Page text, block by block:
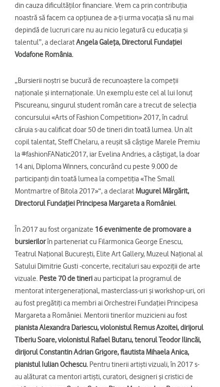
din cauza dificultăților financiare. Vrem ca prin contribuția
noastră să facem ca opțiunea de a-ți urma vocația să nu mai
depindă de lucruri care nu au nicio legatură cu educația și
talentul”, a declaratAngela Galeţa, Directorul Fundației
Vodafone România.
„Bursierii noștri se bucură de recunoaștere la compeții
naționale și internaționale. Un exemplu este cel al lui Ionuţ
Piscureanu, singurul student român care a trecut de selecția
concursului «Arts of Fashion Competition» 2017, în cadrul
căruia s-au calificat doar 50 de tineri din toată lumea. Un alt
copil talentat, Steff Chelaru, a reușit să câştige Marele Premiu
la #fashionFANatic2017, iar Evelina Andries, a câștigat, la doar
14 ani, Diploma Winners, concurând cu peste 9.000 de
participanți din toată lumea la competiția «The Small
Montmartre of Bitola 2017»“, a declarat Mugurel Mărgărit,
Directorul Fundației Principesa Margareta a României.
În 2017 au fost organizate 16 evenimentede promovare a
bursierilorîn parteneriat cu Filarmonica George Enescu,
Teatrul Național București, Elite Art Gallery, Muzeul Național al
Satului Dimitrie Gusti -concerte, recitaluri sau expoziții de arte
vizuale. Peste 70 de tineriau participat la programul de
mentorat intergenerațional, masterclass-uri şi workshop-uri, ori
au fost pregătiți ca membri ai Orchestrei Fundației Principesa
Margareta a României. Mentorii tinerilor muzicieni au fost
pianista Alexandra Dariescu, violonistul Remus Azoitei, dirijorul
Tiberiu Soare, violonistul Rafael Butaru, tenorul Teodor Ilincăi,
dirijorul Constantin Adrian Grigore, flautista Mihaela Anica,
pianistul Iulian Ochescu. Pentru tinerii artişti vizuali, în 2017 s-
au alăturat ca mentori artişti, curatori, designeri şi cristici de